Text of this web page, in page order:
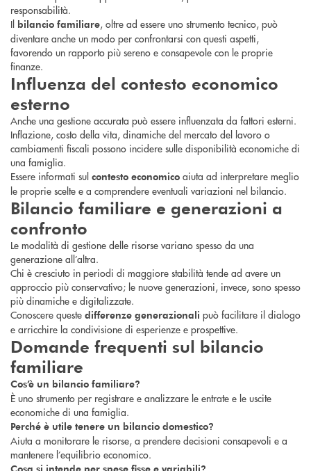
responsabilità.
Il bilancio familiare, oltre ad essere uno strumento tecnico, può
diventare anche un modo per confrontarsi con questi aspetti,
favorendo un rapporto più sereno e consapevole con le proprie
finanze.
Influenza del contesto economico
esterno
Anche una gestione accurata può essere influenzata da fattori esterni.
Inflazione, costo della vita, dinamiche del mercato del lavoro o
cambiamenti fiscali possono incidere sulle disponibilità economiche di
una famiglia.
Essere informati sul contesto economico aiuta ad interpretare meglio
le proprie scelte e a comprendere eventuali variazioni nel bilancio.
Bilancio familiare e generazioni a
confronto
Le modalità di gestione delle risorse variano spesso da una
generazione all’altra.
Chi è cresciuto in periodi di maggiore stabilità tende ad avere un
approccio più conservativo; le nuove generazioni, invece, sono spesso
più dinamiche e digitalizzate.
Conoscere queste differenze generazionali può facilitare il dialogo
e arricchire la condivisione di esperienze e prospettive.
Domande frequenti sul bilancio
familiare
Cos’è un bilancio familiare?
È uno strumento per registrare e analizzare le entrate e le uscite
economiche di una famiglia.
Perché è utile tenere un bilancio domestico?
Aiuta a monitorare le risorse, a prendere decisioni consapevoli e a
mantenere l’equilibrio economico.